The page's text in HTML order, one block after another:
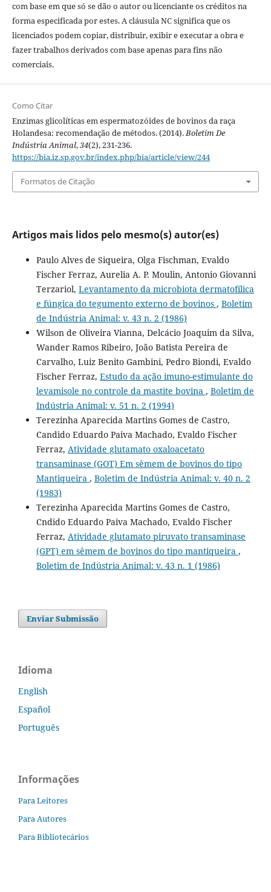
com base em que só se dão o autor ou licenciante os créditos na
forma especificada por estes. A cláusula NC significa que os
licenciados podem copiar, distribuir, exibir e executar a obra e
fazer trabalhos derivados com base apenas para fins não
comerciais.
Como Citar
Enzimas glicolíticas em espermatozóides de bovinos da raça
Holandesa: recomendação de métodos. (2014).Boletim De
Indústria Animal,34(2), 231-236.
https://bia.iz.sp.gov.br/index.php/bia/article/view/244
Formatos de Citação
Artigos mais lidos pelo mesmo(s) autor(es)
Paulo Alves de Siqueira, Olga Fischman, Evaldo
Fischer Ferraz, Aurelia A. P. Moulin, Antonio Giovanni
Terzariol, Levantamento da microbiota dermatofílica
e fúngica do tegumento externo de bovinos , Boletim
de Indústria Animal: v. 43 n. 2 (1986)
Wilson de Oliveira Vianna, Delcácio Joaquim da Silva,
Wander Ramos Ribeiro, João Batista Pereira de
Carvalho, Luiz Benito Gambini, Pedro Biondi, Evaldo
Fischer Ferraz, Estudo da ação imuno-estimulante do
levamisole no controle da mastite bovina , Boletim de
Indústria Animal: v. 51 n. 2 (1994)
Terezinha Aparecida Martins Gomes de Castro,
Candido Eduardo Paiva Machado, Evaldo Fischer
Ferraz, Atividade glutamato oxaloacetato
transaminase (GOT) Em sêmem de bovinos do tipo
Mantiqueira , Boletim de Indústria Animal: v. 40 n. 2
(1983)
Terezinha Aparecida Martins Gomes de Castro,
Cndido Eduardo Paiva Machado, Evaldo Fischer
Ferraz, Atividade glutamato piruvato transaminase
(GPT) em sêmem de bovinos do tipo mantiqueira ,
Boletim de Indústria Animal: v. 43 n. 1 (1986)
Enviar Submissão
Idioma
English
Español
Português
Informações
Para Leitores
Para Autores
Para Bibliotecários